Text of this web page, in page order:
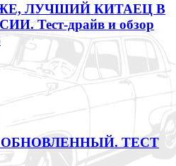
ЛУЧШИЙ КИТАЕЦ В
Тест-драйв и обзор
ОБНОВЛЕННЫЙ. ТЕСТ